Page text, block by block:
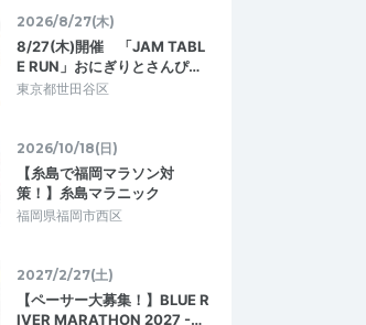
東京マラソンに向けた練習として最
適！
東京マラソン前に距離走をしなければなら
ないとは思いつつも、1人だどなかなか出来
ないところがあったが、ペーサーさんと…
2026/8/27(木)
8/27(木)開催 「JAM TABL
E RUN」おにぎりとさんぴ…
東京都世田谷区
2026/10/18(日)
【糸島で福岡マラソン対
策！】糸島マラニック
福岡県福岡市西区
2027/2/27(土)
【ペーサー大募集！】BLUE R
IVER MARATHON 2027 -…